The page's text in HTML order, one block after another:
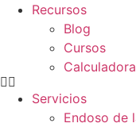
Recursos
Blog
Cursos
Servicios
Endoso de